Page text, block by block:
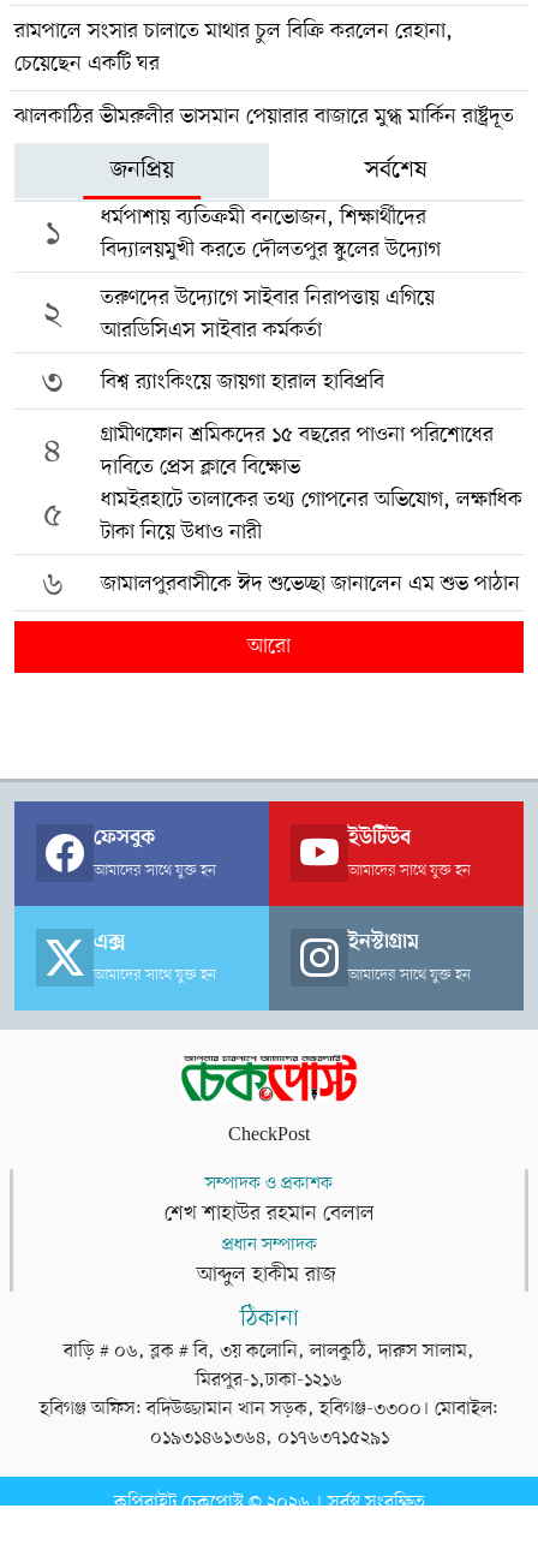
রামপালে সংসার চালাতে মাথার চুল বিক্রি করলেন রেহানা,
চেয়েছেন একটি ঘর
ঝালকাঠির ভীমরুলীর ভাসমান পেয়ারার বাজারে মুগ্ধ মার্কিন রাষ্ট্রদূত
জনপ্রিয় সর্বশেষ
১
ধর্মপাশায় ব্যতিক্রমী বনভোজন, শিক্ষার্থীদের
বিদ্যালয়মুখী করতে দৌলতপুর স্কুলের উদ্যোগ
২
তরুণদের উদ্যোগে সাইবার নিরাপত্তায় এগিয়ে
আরডিসিএস সাইবার কর্মকর্তা
৩ বিশ্ব র‍্যাংকিংয়ে জায়গা হারাল হাবিপ্রবি
৪
গ্রামীণফোন শ্রমিকদের ১৫ বছরের পাওনা পরিশোধের
দাবিতে প্রেস ক্লাবে বিক্ষোভ
৫
ধামইরহাটে তালাকের তথ্য গোপনের অভিযোগ, লক্ষাধিক
টাকা নিয়ে উধাও নারী
৬ জামালপুরবাসীকে ঈদ শুভেচ্ছা জানালেন এম শুভ পাঠান
আরো
ফেসবুক
আমাদের সাথে যুক্ত হন
ইউটিউব
আমাদের সাথে যুক্ত হন
এক্স
আমাদের সাথে যুক্ত হন
ইনস্টাগ্রাম
আমাদের সাথে যুক্ত হন
CheckPost
সম্পাদক ও প্রকাশক
শেখ শাহাউর রহমান বেলাল
প্রধান সম্পাদক
আব্দুল হাকীম রাজ
ঠিকানা
বাড়ি # ০৬, ব্লক # বি, ৩য় কলোনি, লালকুঠি, দারুস সালাম,
মিরপুর-১,ঢাকা-১২১৬
হবিগঞ্জ অফিস: বদিউজ্জামান খান সড়ক, হবিগঞ্জ-৩৩০০। মোবাইল:
০১৯৩১৪৬১৩৬৪, ০১৭৬৩৭১৫২৯১
কপিরাইট চেকপোস্ট © ২০২৬ । সর্বস্ব সংরক্ষিত